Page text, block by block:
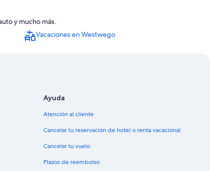
Uptown
Uptown
histórico de Uptown
Uptown
Segnette
y mucho más.
Vacaciones en Westwego
Ayuda
Atención al cliente
Cancelar tu reservación de hotel o renta vacacional
Cancelar tu vuelo
Plazos de reembolso